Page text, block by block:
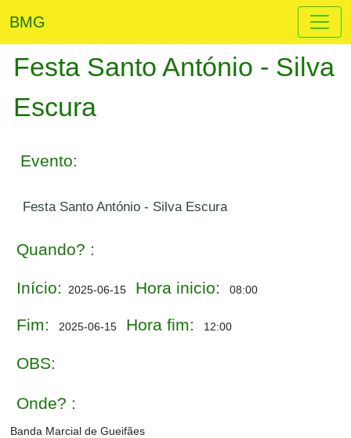
BMG
Festa Santo António - Silva
Escura
Evento:
Festa Santo António - Silva Escura
Quando? :
Início: 2025-06-15 Hora inicio: 08:00
Fim: 2025-06-15 Hora fim: 12:00
OBS:
Onde? :
Banda Marcial de Gueifães